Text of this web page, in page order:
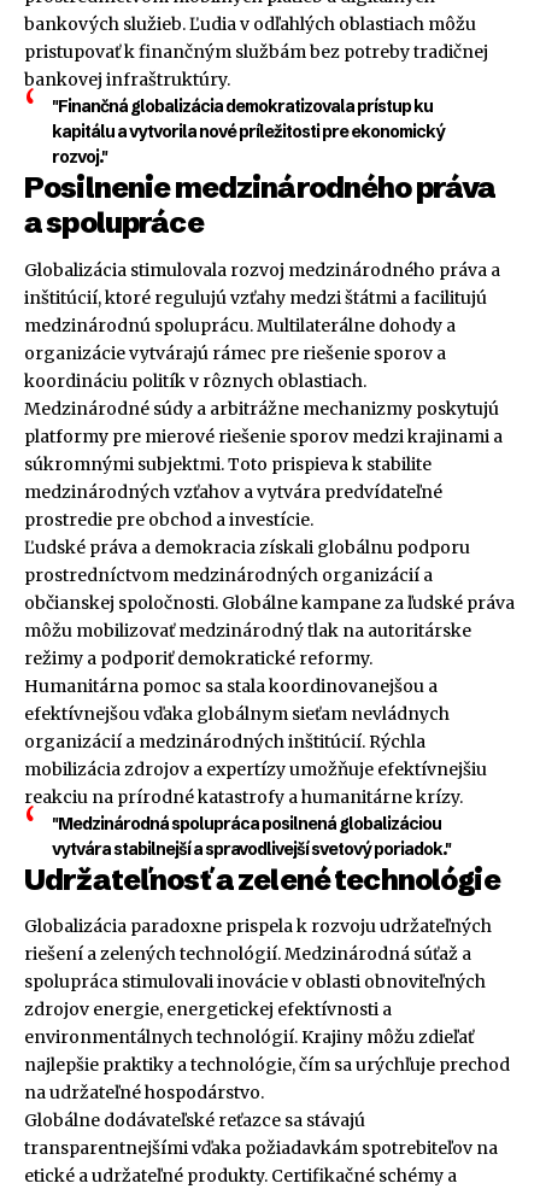
bankových služieb. Ľudia v odľahlých oblastiach môžu
pristupovať k finančným službám bez potreby tradičnej
bankovej infraštruktúry.
"Finančná globalizácia demokratizovala prístup ku
kapitálu a vytvorila nové príležitosti pre ekonomický
rozvoj."
Posilnenie medzinárodného práva
a spolupráce
Globalizácia stimulovala rozvoj medzinárodného práva a
inštitúcií, ktoré regulujú vzťahy medzi štátmi a facilitujú
medzinárodnú spoluprácu. Multilaterálne dohody a
organizácie vytvárajú rámec pre riešenie sporov a
koordináciu politík v rôznych oblastiach.
Medzinárodné súdy a arbitrážne mechanizmy poskytujú
platformy pre mierové riešenie sporov medzi krajinami a
súkromnými subjektmi. Toto prispieva k stabilite
medzinárodných vzťahov a vytvára predvídateľné
prostredie pre obchod a investície.
Ľudské práva a demokracia získali globálnu podporu
prostredníctvom medzinárodných organizácií a
občianskej spoločnosti. Globálne kampane za ľudské práva
môžu mobilizovať medzinárodný tlak na autoritárske
režimy a podporiť demokratické reformy.
Humanitárna pomoc sa stala koordinovanejšou a
efektívnejšou vďaka globálnym sieťam nevládnych
organizácií a medzinárodných inštitúcií. Rýchla
mobilizácia zdrojov a expertízy umožňuje efektívnejšiu
reakciu na prírodné katastrofy a humanitárne krízy.
"Medzinárodná spolupráca posilnená globalizáciou
vytvára stabilnejší a spravodlivejší svetový poriadok."
Udržateľnosť a zelené technológie
Globalizácia paradoxne prispela k rozvoju udržateľných
riešení a zelených technológií. Medzinárodná súťaž a
spolupráca stimulovali inovácie v oblasti obnoviteľných
zdrojov energie, energetickej efektívnosti a
environmentálnych technológií. Krajiny môžu zdieľať
najlepšie praktiky a technológie, čím sa urýchľuje prechod
na udržateľné hospodárstvo.
Globálne dodávateľské reťazce sa stávajú
transparentnejšími vďaka požiadavkám spotrebiteľov na
etické a udržateľné produkty. Certifikačné schémy a